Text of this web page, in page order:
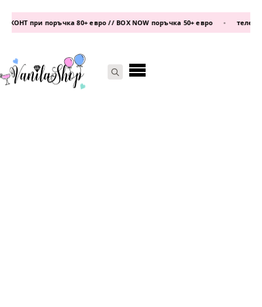
при поръчка 80+ евро // BOX NOW поръчка 50+ евро • телефон: